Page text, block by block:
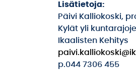
Lisätietoja:
Päivi Kalliokoski,
Kylät yli
Ikaalisten Kehitys
p.044 7306 455